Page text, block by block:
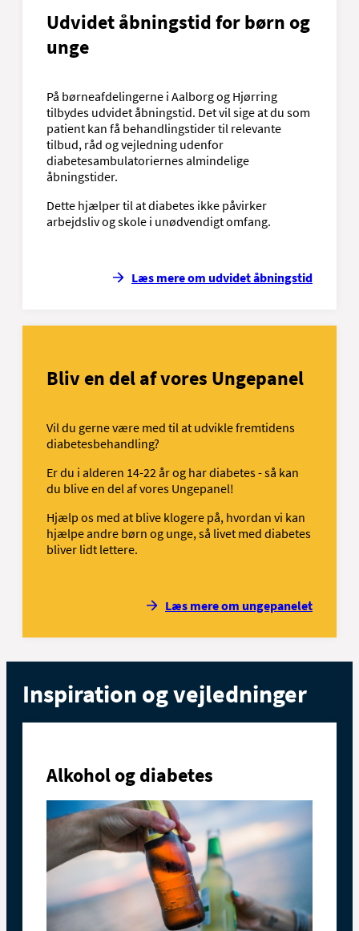
Udvidet åbningstid for børn og
unge
På børneafdelingerne i Aalborg og Hjørring
tilbydes udvidet åbningstid. Det vil sige at du som
patient kan få behandlingstider til relevante
tilbud, råd og vejledning udenfor
diabetesambulatoriernes almindelige
åbningstider.
Dette hjælper til at diabetes ikke påvirker
arbejdsliv og skole i unødvendigt omfang.
Læs mere om udvidet åbningstid
Bliv en del af vores Ungepanel
Vil du gerne være med til at udvikle fremtidens
diabetesbehandling?
Er du i alderen 14-22 år og har diabetes - så kan
du blive en del af vores Ungepanel!
Hjælp os med at blive klogere på, hvordan vi kan
hjælpe andre børn og unge, så livet med diabetes
bliver lidt lettere.
Læs mere om ungepanelet
Inspiration og vejledninger
Alkohol og diabetes